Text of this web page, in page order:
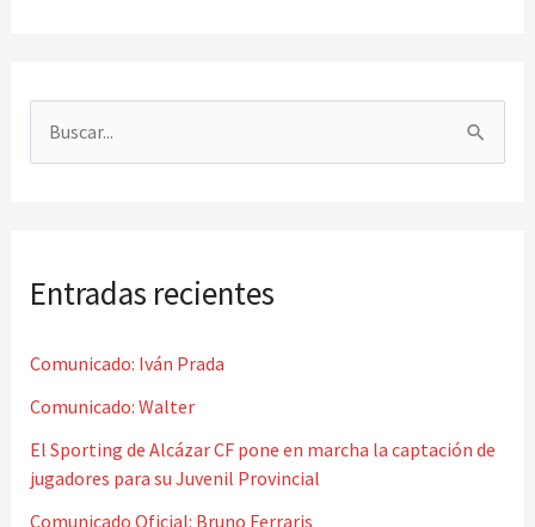
a
p
o
r
:
Entradas recientes
Comunicado: Iván Prada
Comunicado: Walter
El Sporting de Alcázar CF pone en marcha la captación de
jugadores para su Juvenil Provincial
Comunicado Oficial: Bruno Ferraris